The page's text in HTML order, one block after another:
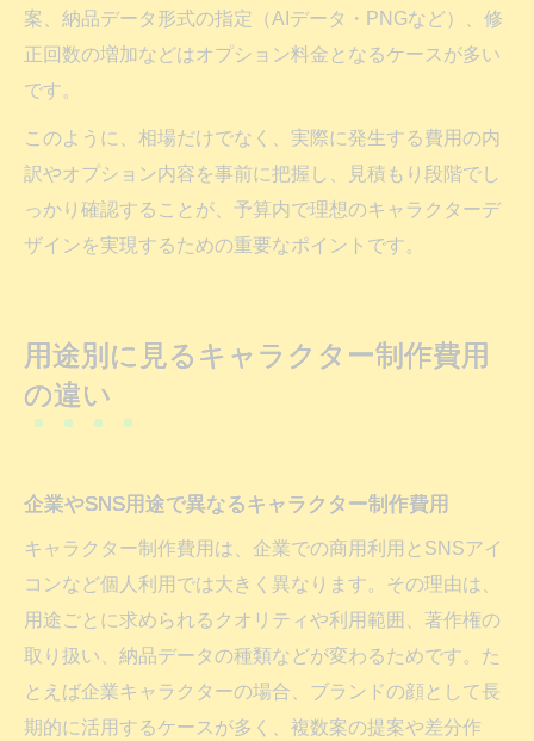
案、納品データ形式の指定（AIデータ・PNGなど）、修
正回数の増加などはオプション料金となるケースが多い
です。
このように、相場だけでなく、実際に発生する費用の内
訳やオプション内容を事前に把握し、見積もり段階でし
っかり確認することが、予算内で理想のキャラクターデ
ザインを実現するための重要なポイントです。
用途別に見るキャラクター制作費用
の違い
企業やSNS用途で異なるキャラクター制作費用
キャラクター制作費用は、企業での商用利用とSNSアイ
コンなど個人利用では大きく異なります。その理由は、
用途ごとに求められるクオリティや利用範囲、著作権の
取り扱い、納品データの種類などが変わるためです。た
とえば企業キャラクターの場合、ブランドの顔として長
期的に活用するケースが多く、複数案の提案や差分作